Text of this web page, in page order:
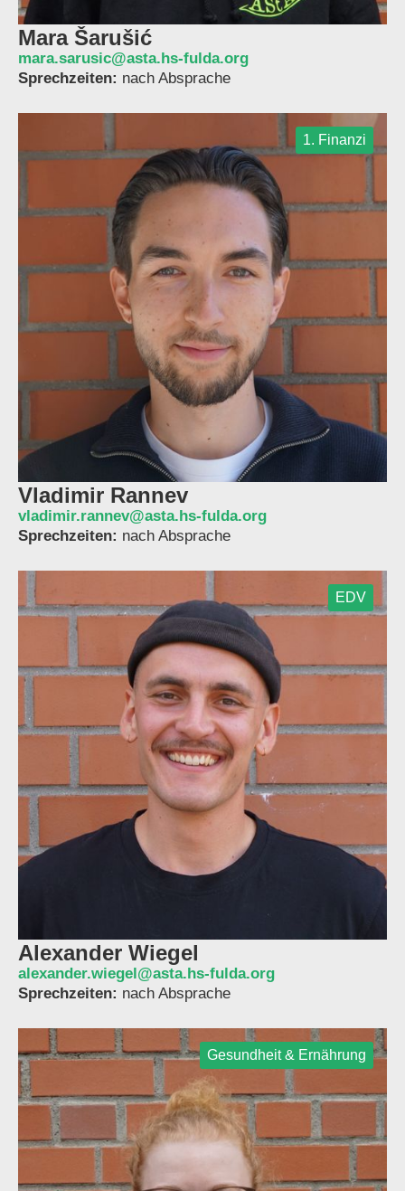
Mara Šarušić
mara.sarusic@asta.hs-fulda.org
Sprechzeiten: nach Absprache
1. Finanzi
Vladimir Rannev
vladimir.rannev@asta.hs-fulda.org
Sprechzeiten: nach Absprache
EDV
Alexander Wiegel
alexander.wiegel@asta.hs-fulda.org
Sprechzeiten: nach Absprache
Gesundheit & Ernährung